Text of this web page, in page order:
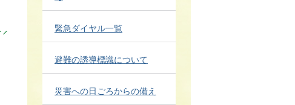
緊急ダイヤル一覧
避難の誘導標識について
災害への日ごろからの備え